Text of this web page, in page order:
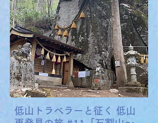
低山トラベラーと征く 低山